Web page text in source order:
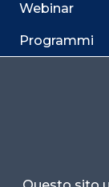
Webinar
Programmi